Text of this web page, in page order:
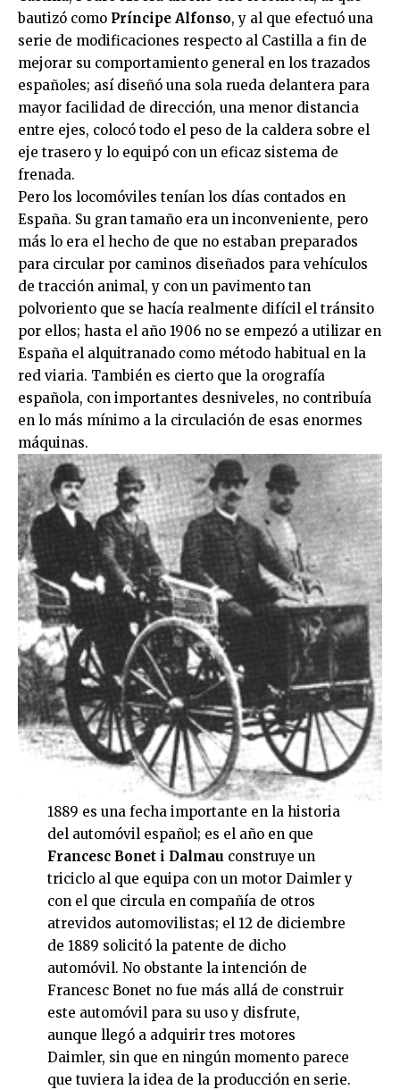
bautizó como Príncipe Alfonso, y al que efectuó una
serie de modificaciones respecto al Castilla a fin de
mejorar su comportamiento general en los trazados
españoles; así diseñó una sola rueda delantera para
mayor facilidad de dirección, una menor distancia
entre ejes, colocó todo el peso de la caldera sobre el
eje trasero y lo equipó con un eficaz sistema de
frenada.
Pero los locomóviles tenían los días contados en
España. Su gran tamaño era un inconveniente, pero
más lo era el hecho de que no estaban preparados
para circular por caminos diseñados para vehículos
de tracción animal, y con un pavimento tan
polvoriento que se hacía realmente difícil el tránsito
por ellos; hasta el año 1906 no se empezó a utilizar en
España el alquitranado como método habitual en la
red viaria. También es cierto que la orografía
española, con importantes desniveles, no contribuía
en lo más mínimo a la circulación de esas enormes
máquinas.
1889 es una fecha importante en la historia
del automóvil español; es el año en que
Francesc Bonet i Dalmau construye un
triciclo al que equipa con un motor Daimler y
con el que circula en compañía de otros
atrevidos automovilistas; el 12 de diciembre
de 1889 solicitó la patente de dicho
automóvil. No obstante la intención de
Francesc Bonet no fue más allá de construir
este automóvil para su uso y disfrute,
aunque llegó a adquirir tres motores
Daimler, sin que en ningún momento parece
que tuviera la idea de la producción en serie.